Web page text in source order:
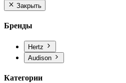
Закрыть
Бренды
Hertz
Audison
Категории